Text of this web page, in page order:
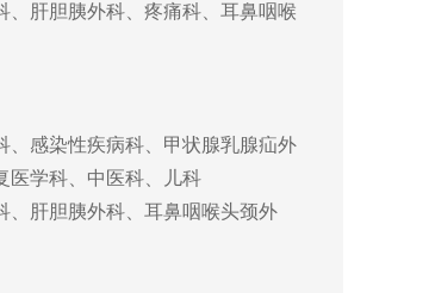
肝胆胰外科、疼痛科、耳鼻咽喉
、感染性疾病科、甲状腺乳腺疝外
医学科、中医科、儿科
、肝胆胰外科、耳鼻咽喉头颈外